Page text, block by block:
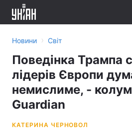
Новини › Світ
Поведінка Трампа
лідерів Європи
немислиме, -
Guardian
КАТЕРИНА ЧЕРНОВОЛ